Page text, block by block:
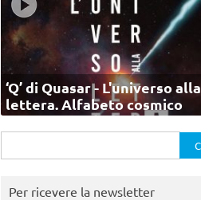
‘Q’ di Quasar - L'universo alla
lettera. Alfabeto cosmico
per:
Per ricevere la newsletter